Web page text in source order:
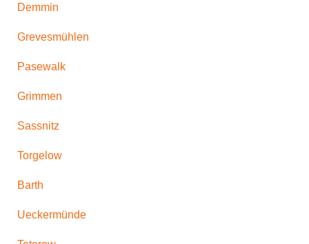
Demmin
Grevesmühlen
Pasewalk
Grimmen
Sassnitz
Torgelow
Barth
Ueckermünde